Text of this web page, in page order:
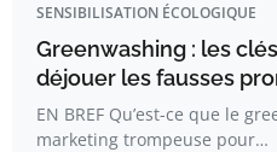
SENSIBILISATION ÉCOLOGIQUE
Greenwashing : les
déjouer les fausses
EN BREF Qu’est-ce que le
marketing trompeuse pour…